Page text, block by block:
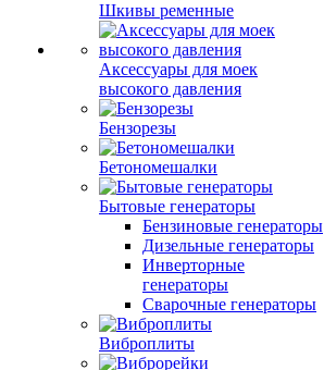
Шкивы ременные
Аксессуары для моек
высокого давления
Бензорезы
Бетономешалки
Бытовые генераторы
Бензиновые генераторы
Дизельные генераторы
Инверторные
генераторы
Сварочные генераторы
Виброплиты